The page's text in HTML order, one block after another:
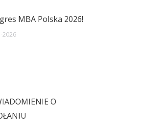
MBA Polska 2026!
2026
O